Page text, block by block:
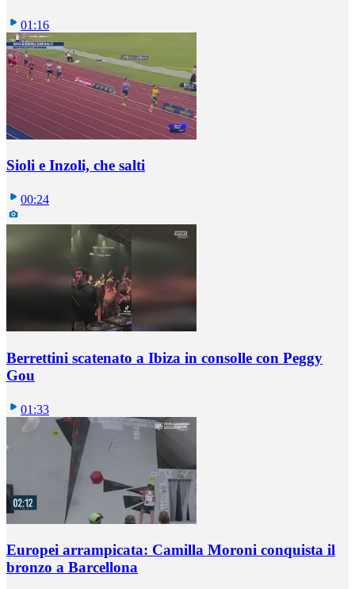
01:16
Sioli e Inzoli, che salti
00:24
Berrettini scatenato a Ibiza in consolle con Peggy
Gou
01:33
Europei arrampicata: Camilla Moroni conquista il
bronzo a Barcellona